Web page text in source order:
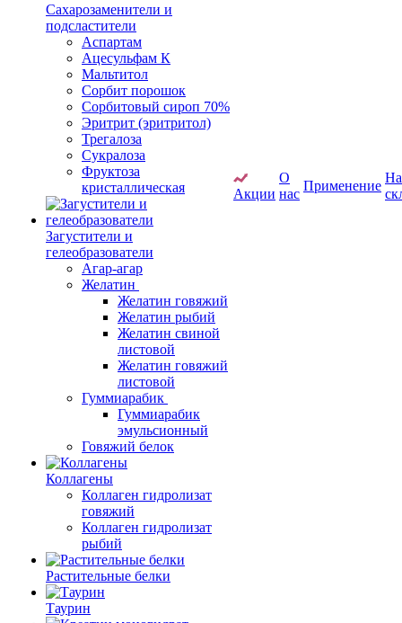
Сахарозаменители и
подсластители
Аспартам
Ацесульфам К
Мальтитол
Сорбит порошок
Сорбитовый сироп 70%
Эритрит (эритритол)
Трегалоза
Сукралоза
Фруктоза
кристаллическая
Загустители и
гелеобразователи
Агар-агар
Желатин
Желатин говяжий
Желатин рыбий
Желатин свиной
листовой
Желатин говяжий
листовой
Гуммиарабик
Гуммиарабик
эмульсионный
Говяжий белок
Коллагены
Коллаген гидролизат
говяжий
Коллаген гидролизат
рыбий
Растительные белки
Таурин
Акции
О
нас
Применение